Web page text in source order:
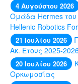
4 Αυγούστου 2026
Ομάδα Hermes
Hellenic Robotics
21 Ιουλίου 2026
Ακ. Έτους 2025-
20 Ιουλίου 2026
Ορκωμοσίας